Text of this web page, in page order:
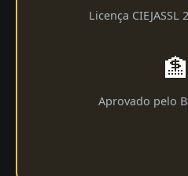
Licença CIEJASSL
🏦
Aprovado pelo